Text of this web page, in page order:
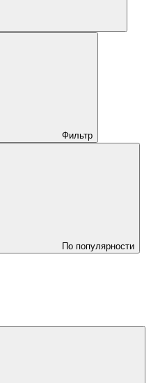
Фильтр
По популярности